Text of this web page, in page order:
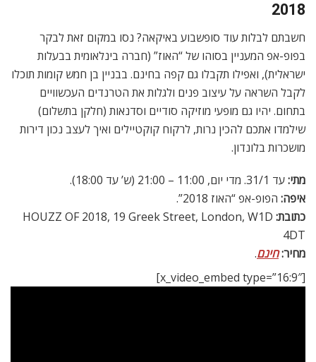
2018
חשבתם לבלות עוד סופשבוע באיקאה? נסו במקום זאת לבקר
בפופ-אפ המעניין בסוהו של “האוז” (חברה בינלאומית בבעלות
ישראלית), ואפילו תקבלו גם קפה בחינם. בבניין בן חמש קומות תוכלו
לקבל השראה על עיצוב פנים ולגלות את הטרנדים העכשוויים
בתחום. יהיו גם מופעי מוזיקה סודיים וסדנאות (חלקן בתשלום)
שילמדו אתכם להכין נרות, לרקוח קוקטיילים ואיך לעצב נכון דירות
מושכרות בלונדון.
מתי:עד 31/1. מדי יום, 11:00 – 21:00 (ש’ עד 18:00).
איפה: הפופ-אפ “האוז 2018”.
כתובת: HOUZZ OF 2018, 19 Greek Street, London, W1D
4DT
מחיר:חינם.
[x_video_embed type=”16:9″]